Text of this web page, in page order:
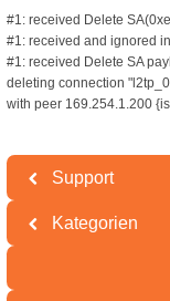
#1: received Delete
#1: received and ignored
#1: received Delete SA
deleting connection
with peer 169.254.1.200
Support
Kategorien